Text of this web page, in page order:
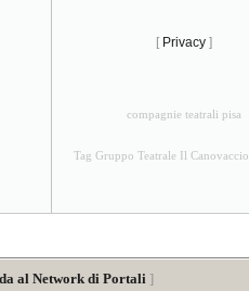
[ Privacy ]
compagnie teatrali pisa
Tag Gruppo Teatrale Il Canovaccio
al Network di Portali ]